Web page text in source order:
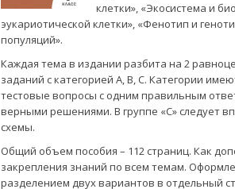
клетки», «Экосистема и
эукариотической клетки», «Фенотип и
популяций».
Каждая тема в издании разбита на 2
заданий с категорией A, B, C. Категории
тестовые вопросы с одним правильным
верными решениями. В группе «С» следует
схемы.
Общий объем пособия – 112 страниц. Как
закрепления знаний по всем темам.
разделением двух вариантов в отдельный